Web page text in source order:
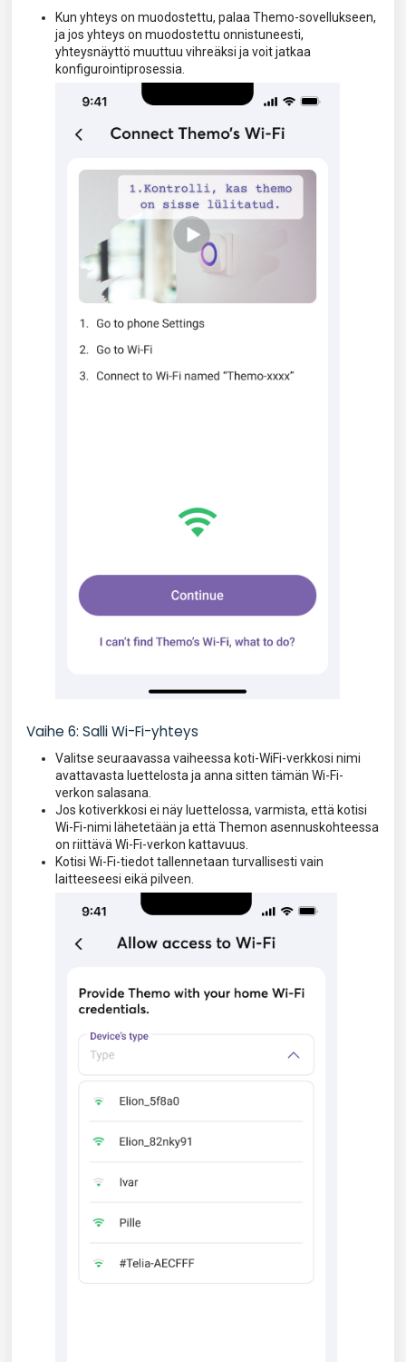
Kun yhteys on muodostettu, palaa Themo-sovellukseen,
ja jos yhteys on muodostettu onnistuneesti,
yhteysnäyttö muuttuu vihreäksi ja voit jatkaa
konfigurointiprosessia.
Vaihe 6: Salli Wi-Fi-yhteys
Valitse seuraavassa vaiheessa koti-WiFi-verkkosi nimi
avattavasta luettelosta ja anna sitten tämän Wi-Fi-
verkon salasana.
Jos kotiverkkosi ei näy luettelossa, varmista, että kotisi
Wi-Fi-nimi lähetetään ja että Themon asennuskohteessa
on riittävä Wi-Fi-verkon kattavuus.
Kotisi Wi-Fi-tiedot tallennetaan turvallisesti vain
laitteeseesi eikä pilveen.